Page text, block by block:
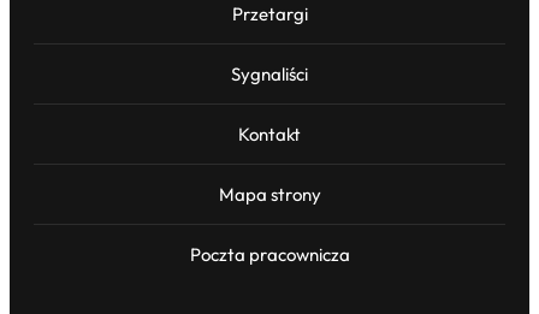
Przetargi
Sygnaliści
Kontakt
Mapa strony
Poczta pracownicza